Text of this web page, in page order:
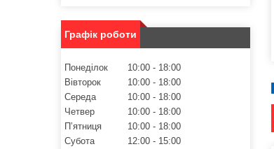
Графік роботи
Понеділок 10:00
18:00
Вівторок
10:00
18:00
Середа
10:00
18:00
Четвер
10:00
18:00
Пʼятниця
10:00
18:00
Субота
12:00
15:00